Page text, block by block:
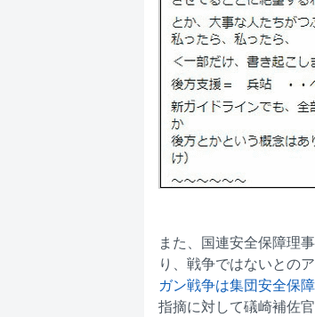
また、国連安全保障理
り、戦争ではないとの
ガン戦争は集団安全保
指摘に対して礒崎補佐